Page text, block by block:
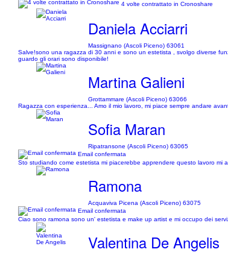
4 volte contrattato in Cronoshare
Daniela Acciarri
Massignano (Ascoli Piceno) 63061
Salve!sono una ragazza di 30 anni e sono un estetista , svolgo diverse
guardo gli orari sono disponibile!
Martina Galieni
Grottammare (Ascoli Piceno) 63066
Ragazza con esperienza... Amo il mio lavoro, mi piace sempre andare
Sofia Maran
Ripatransone (Ascoli Piceno) 63065
Email confermata
Sto studiando come estetista mi piacerebbe apprendere questo lavoro mi
Ramona
Acquaviva Picena (Ascoli Piceno) 63075
Email confermata
Ciao sono ramona sono un' estetista e make up artist e mi occupo dei
Valentina De Angelis